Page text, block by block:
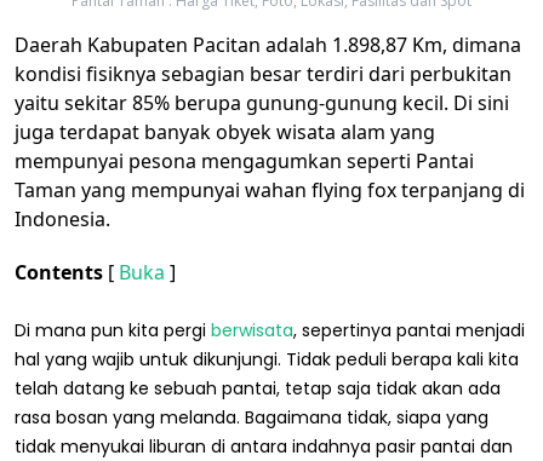
Daerah Kabupaten Pacitan adalah 1.898,87 Km, dimana
kondisi fisiknya sebagian besar terdiri dari perbukitan
yaitu sekitar 85% berupa gunung-gunung kecil. Di sini
juga terdapat banyak obyek wisata alam yang
mempunyai pesona mengagumkan seperti Pantai
Taman yang mempunyai wahan flying fox terpanjang di
Indonesia.
Contents [ Buka ]
Di mana pun kita pergi berwisata, sepertinya pantai menjadi
hal yang wajib untuk dikunjungi. Tidak peduli berapa kali kita
telah datang ke sebuah pantai, tetap saja tidak akan ada
rasa bosan yang melanda. Bagaimana tidak, siapa yang
tidak menyukai liburan di antara indahnya pasir pantai dan